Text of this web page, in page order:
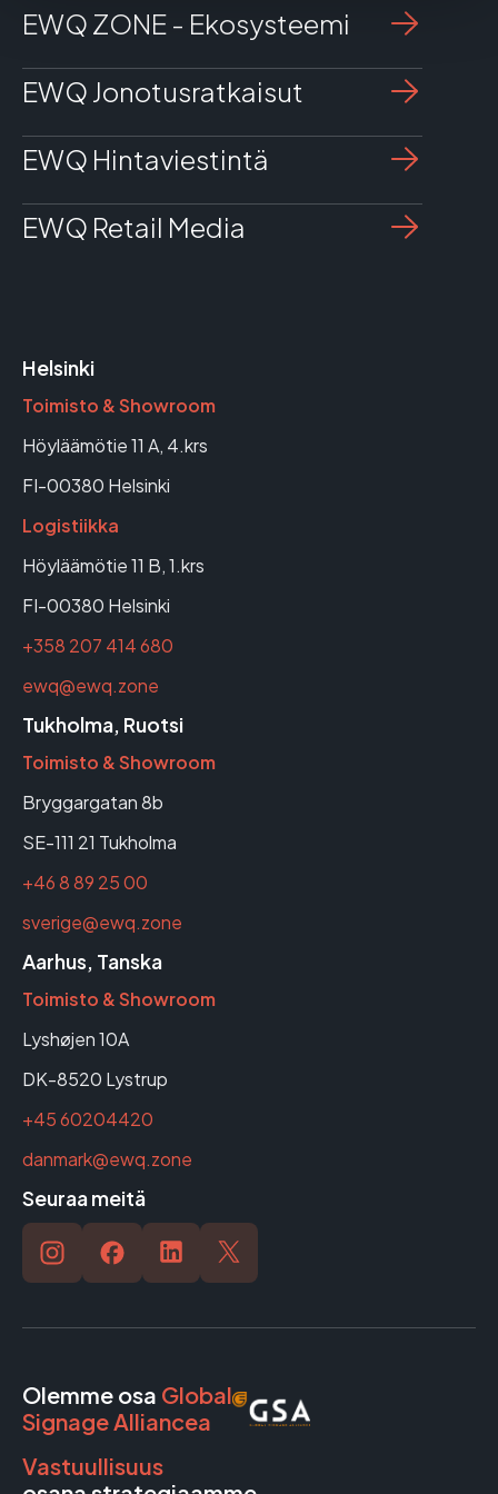
EWQ ZONE - Ekosysteemi
EWQ Jonotusratkaisut
EWQ Hintaviestintä
EWQ Retail Media
Helsinki
Toimisto & Showroom
Höyläämötie 11 A, 4.krs
FI-00380 Helsinki
Logistiikka
Höyläämötie 11 B, 1.krs
FI-00380 Helsinki
+358 207 414 680
ewq@ewq.zone
Tukholma, Ruotsi
Toimisto & Showroom
Bryggargatan 8b
SE-111 21 Tukholma
+46 8 89 25 00
sverige@ewq.zone
Aarhus, Tanska
Toimisto & Showroom
Lyshøjen 10A
DK-8520 Lystrup
+45 60204420
danmark@ewq.zone
Seuraa meitä
Olemme osa Global
Signage Alliancea
Vastuullisuus